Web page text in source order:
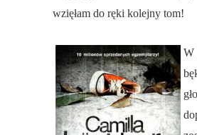
wzięłam do ręki kolejny tom!
W